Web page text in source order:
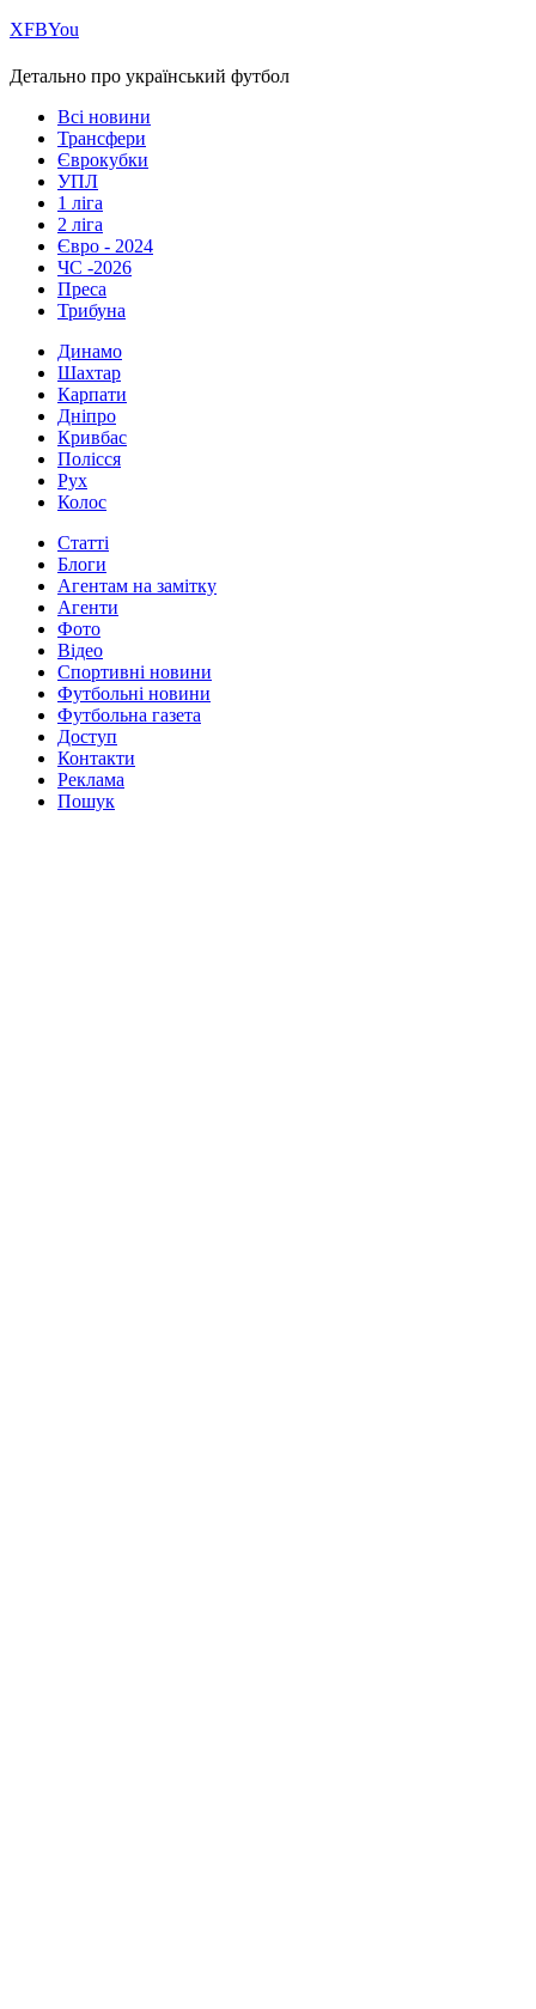
ХFBYou
Детально про український футбол
Всі новини
Трансфери
Єврокубки
УПЛ
1 ліга
2 ліга
Євро - 2024
ЧС -2026
Преса
Трибуна
Динамо
Шахтар
Карпати
Дніпро
Кривбас
Полісся
Рух
Колос
Статті
Блоги
Агентам на замітку
Агенти
Фото
Відео
Спортивні новини
Футбольні новини
Футбольна газета
Доступ
Контакти
Реклама
Пошук